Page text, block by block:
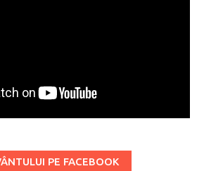
PE FACEBOOK